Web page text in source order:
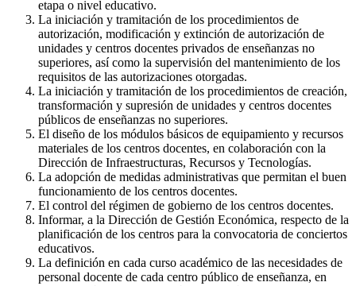
etapa o nivel educativo.
La iniciación y tramitación de los procedimientos de
autorización, modificación y extinción de autorización de
unidades y centros docentes privados de enseñanzas no
superiores, así como la supervisión del mantenimiento de los
requisitos de las autorizaciones otorgadas.
La iniciación y tramitación de los procedimientos de creación,
transformación y supresión de unidades y centros docentes
públicos de enseñanzas no superiores.
El diseño de los módulos básicos de equipamiento y recursos
materiales de los centros docentes, en colaboración con la
Dirección de Infraestructuras, Recursos y Tecnologías.
La adopción de medidas administrativas que permitan el buen
funcionamiento de los centros docentes.
El control del régimen de gobierno de los centros docentes.
Informar, a la Dirección de Gestión Económica, respecto de la
planificación de los centros para la convocatoria de conciertos
educativos.
La definición en cada curso académico de las necesidades de
personal docente de cada centro público de enseñanza, en